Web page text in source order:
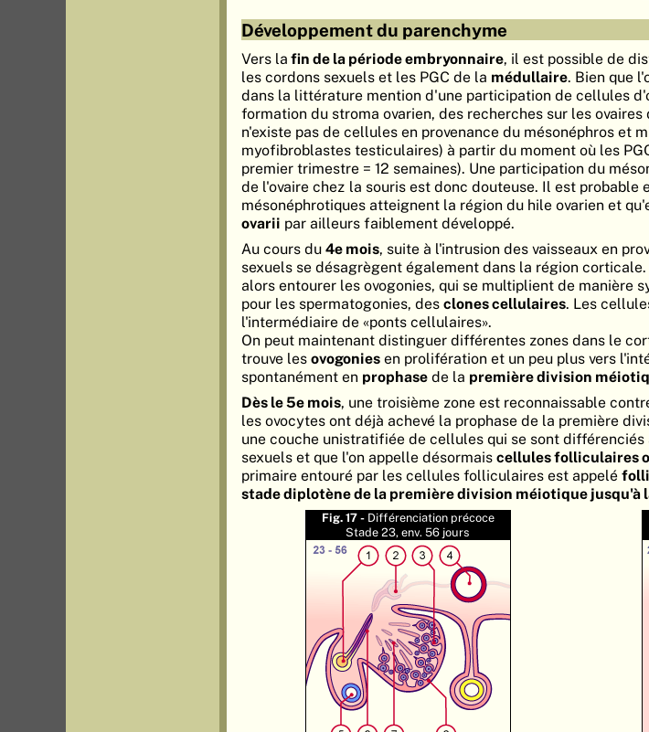
Développement du parenchyme
Vers la fin de la période embryonnaire, il est possible de
les cordons sexuels et les PGC de la médullaire. Bien que
dans la littérature mention d'une participation de cellules
formation du stroma ovarien, des recherches sur les
n'existe pas de cellules en provenance du mésonéphros et
myofibroblastes testiculaires) à partir du moment où les
premier trimestre = 12 semaines). Une participation du
de l'ovaire chez la souris est donc douteuse. Il est probable
mésonéphrotiques atteignent la région du hile ovarien et
ovarii par ailleurs faiblement développé.
Au cours du 4e mois, suite à l'intrusion des vaisseaux en
sexuels se désagrègent également dans la région
alors entourer les ovogonies, qui se multiplient de manière
pour les spermatogonies, des clones cellulaires. Les
l'intermédiaire de «ponts cellulaires».
On peut maintenant distinguer différentes zones dans le
trouve les ovogonies en prolifération et un peu plus vers
spontanément en prophase de la première division
Dès le 5e mois, une troisième zone est reconnaissable
les ovocytes ont déjà achevé la prophase de la première
une couche unistratifiée de cellules qui se sont
sexuels et que l'on appelle désormais cellules folliculaires
primaire entouré par les cellules folliculaires est appelé
stade diplotène de la première division méiotique jusqu'à
Fig. 17 - Différenciation précoce
Stade 23, env. 56 jours